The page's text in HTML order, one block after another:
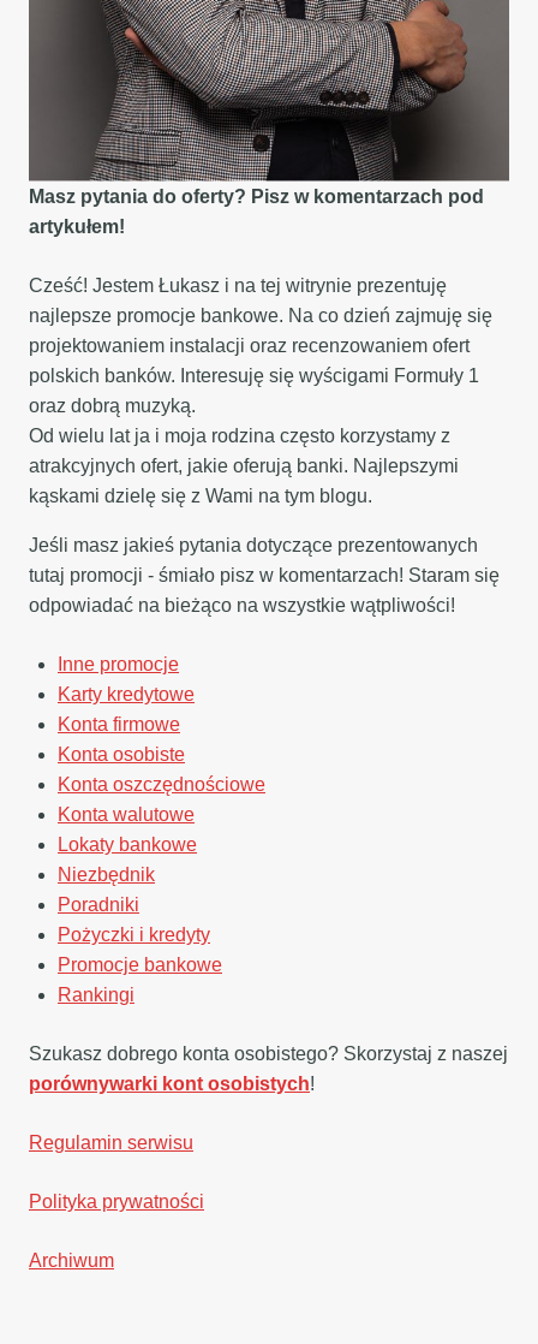
Masz pytania do oferty? Pisz w komentarzach pod
artykułem!
Cześć! Jestem Łukasz i na tej witrynie prezentuję
najlepsze promocje bankowe. Na co dzień zajmuję się
projektowaniem instalacji oraz recenzowaniem ofert
polskich banków. Interesuję się wyścigami Formuły 1
oraz dobrą muzyką.
Od wielu lat ja i moja rodzina często korzystamy z
atrakcyjnych ofert, jakie oferują banki. Najlepszymi
kąskami dzielę się z Wami na tym blogu.
Jeśli masz jakieś pytania dotyczące prezentowanych
tutaj promocji - śmiało pisz w komentarzach! Staram się
odpowiadać na bieżąco na wszystkie wątpliwości!
Inne promocje
Karty kredytowe
Konta firmowe
Konta osobiste
Konta oszczędnościowe
Konta walutowe
Lokaty bankowe
Niezbędnik
Poradniki
Pożyczki i kredyty
Promocje bankowe
Rankingi
Szukasz dobrego konta osobistego? Skorzystaj z naszej
porównywarki kont osobistych!
Regulamin serwisu
Polityka prywatności
Archiwum